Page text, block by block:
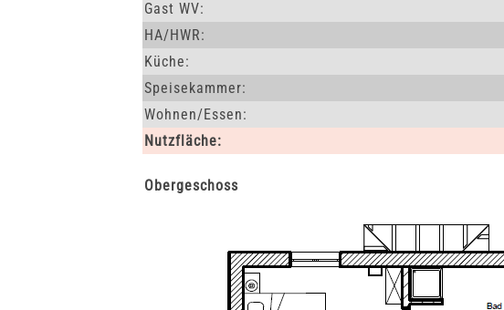
Gast WV:
HA/HWR:
Küche:
Speisekammer:
Wohnen/Essen:
Nutzfläche:
Obergeschoss